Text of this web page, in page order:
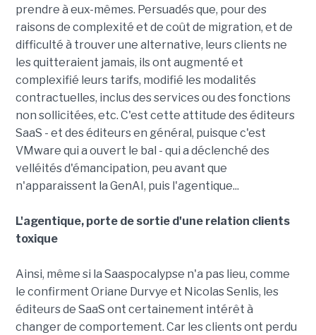
prendre à eux-mêmes. Persuadés que, pour des
raisons de complexité et de coût de migration, et de
difficulté à trouver une alternative, leurs clients ne
les quitteraient jamais, ils ont augmenté et
complexifié leurs tarifs, modifié les modalités
contractuelles, inclus des services ou des fonctions
non sollicitées, etc. C'est cette attitude des éditeurs
SaaS - et des éditeurs en général, puisque c'est
VMware qui a ouvert le bal - qui a déclenché des
velléités d'émancipation, peu avant que
n'apparaissent la GenAI, puis l'agentique...
L'agentique, porte de sortie d'une relation clients
toxique
Ainsi, même si la Saaspocalypse n'a pas lieu, comme
le confirment Oriane Durvye et Nicolas Senlis, les
éditeurs de SaaS ont certainement intérêt à
changer de comportement. Car les clients ont perdu